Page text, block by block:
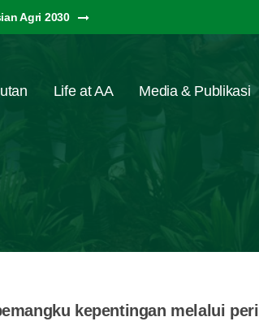
Agri 2030
Life at AA Media & Publikasi
kepentingan melalui